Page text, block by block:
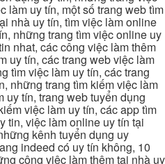
làm uy tín, một số trang web tìm
nhà uy tín, tìm việc làm online
những trang tìm việc online uy
nhat, các công việc làm thêm
uy tín, các trang web việc làm
tìm việc làm uy tín, các trang
những trang tìm kiếm việc làm
uy tín, trang web tuyển dụng
việc làm uy tín, các app tìm
tin, việc làm online uy tín tại
kênh tuyển dụng uy
indeed có uy tín không, 10
công việc làm thêm tại nhà uy